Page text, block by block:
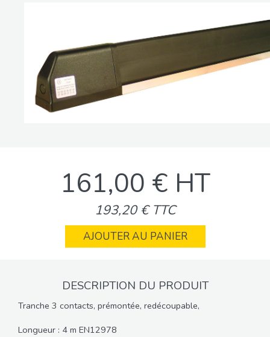
161,00 € HT
193,20 € TTC
AJOUTER AU PANIER
DESCRIPTION DU PRODUIT
Tranche 3 contacts, prémontée, redécoupable,
Longueur : 4 m EN12978